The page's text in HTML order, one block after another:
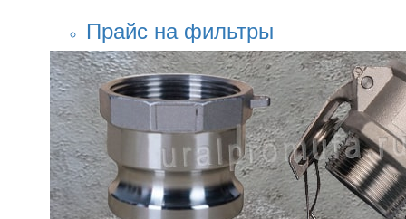
Прайс на фильтры